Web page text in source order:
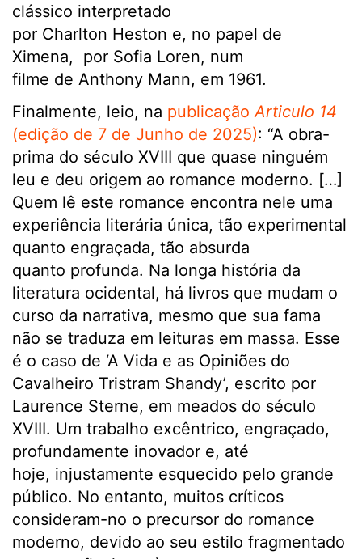
clássico interpretado
por Charlton Heston e, no papel de
Ximena, por Sofia Loren, num
filme de Anthony Mann, em 1961.
Finalmente, leio, na publicaçãoArticulo 14
(edição de 7 de Junho de 2025): “A obra-
prima do século XVIII que quase ninguém
leu e deu origem ao romance moderno. […]
Quem lê este romance encontra nele uma
experiência literária única, tão experimental
quanto engraçada, tão absurda
quanto profunda. Na longa história da
literatura ocidental, há livros que mudam o
curso da narrativa, mesmo que sua fama
não se traduza em leituras em massa. Esse
é o caso de ‘A Vida e as Opiniões do
Cavalheiro Tristram Shandy’, escrito por
Laurence Sterne, em meados do século
XVIII. Um trabalho excêntrico, engraçado,
profundamente inovador e, até
hoje, injustamente esquecido pelo grande
público. No entanto, muitos críticos
consideram-no o precursor do romance
moderno, devido ao seu estilo fragmentado